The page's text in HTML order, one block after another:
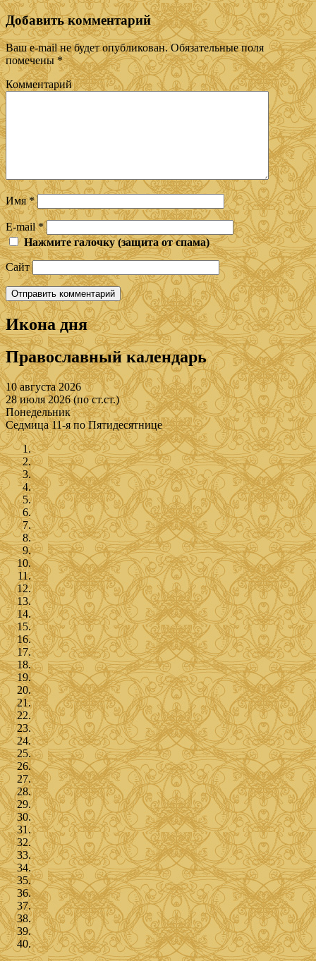
Добавить комментарий
Ваш e-mail не будет опубликован.Обязательные поля
помечены*
Комментарий
Имя*
E-mail*
Нажмите галочку (защита от спама)
Сайт
Икона дня
Православный календарь
10 августа 2026
28 июля 2026 (по ст.ст.)
Понедельник
Седмица 11-я по Пятидесятнице